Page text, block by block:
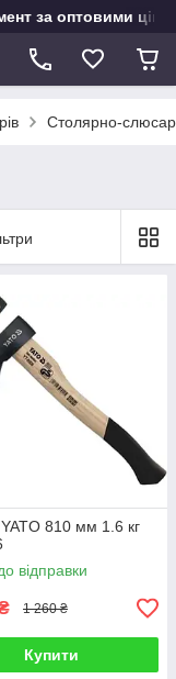
за оптовими
Столярно-
810 мм 1.6 кг
відправки
1 260 ₴
Купити